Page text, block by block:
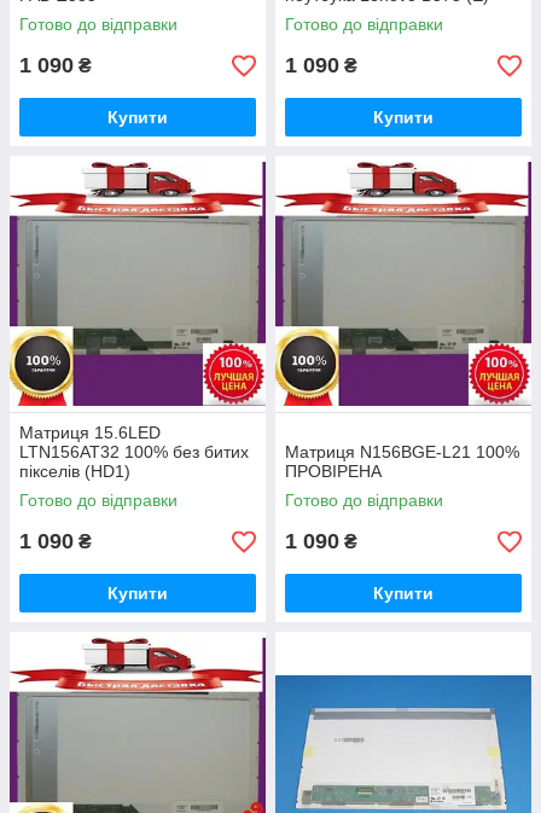
Готово до відправки
1 090 ₴
Купити
Готово до відправки
1 090 ₴
Купити
Матриця 15.6LED
LTN156AT32 100% без битих
пікселів (HD1)
Готово до відправки
1 090 ₴
Купити
Матриця N156BGE-L21 100%
ПРОВІРЕНА
Готово до відправки
1 090 ₴
Купити